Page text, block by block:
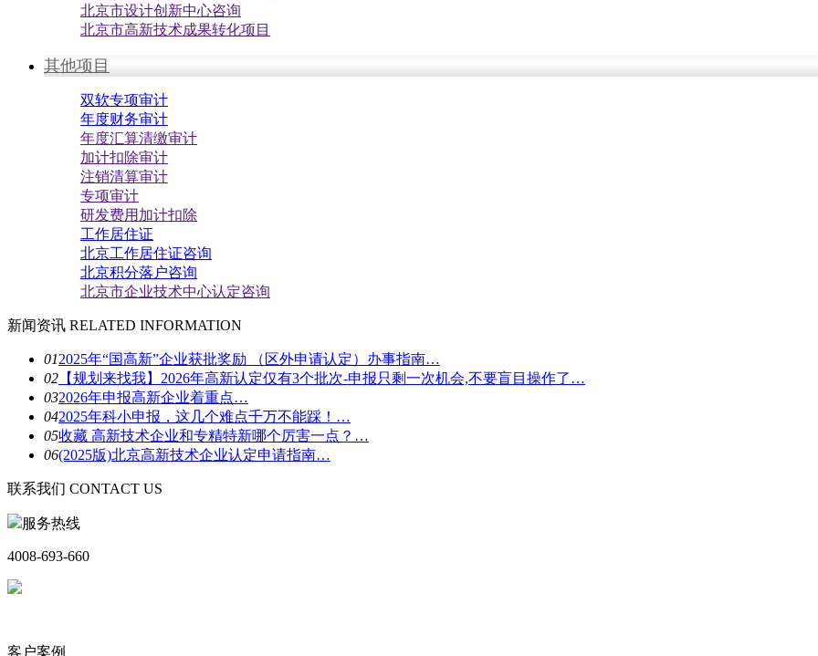
北京市设计创新中心咨询
北京市高新技术成果转化项目
其他项目
双软专项审计
年度财务审计
年度汇算清缴审计
加计扣除审计
注销清算审计
专项审计
研发费用加计扣除
工作居住证
北京工作居住证咨询
北京积分落户咨询
北京市企业技术中心认定咨询
新闻资讯 RELATED INFORMATION
012025年“国高新”企业获批奖励 （区外申请认定）办事指南…
02 【规划来找我】2026年高新认定仅有3个批次-申报只剩一次机会,不要盲目操作了…
032026年申报高新企业着重点…
042025年科小申报，这几个难点千万不能踩！…
05收藏 高新技术企业和专精特新哪个厉害一点？…
06(2025版)北京高新技术企业认定申请指南…
联系我们 CONTACT US
服务热线
4008-693-660
客户案例